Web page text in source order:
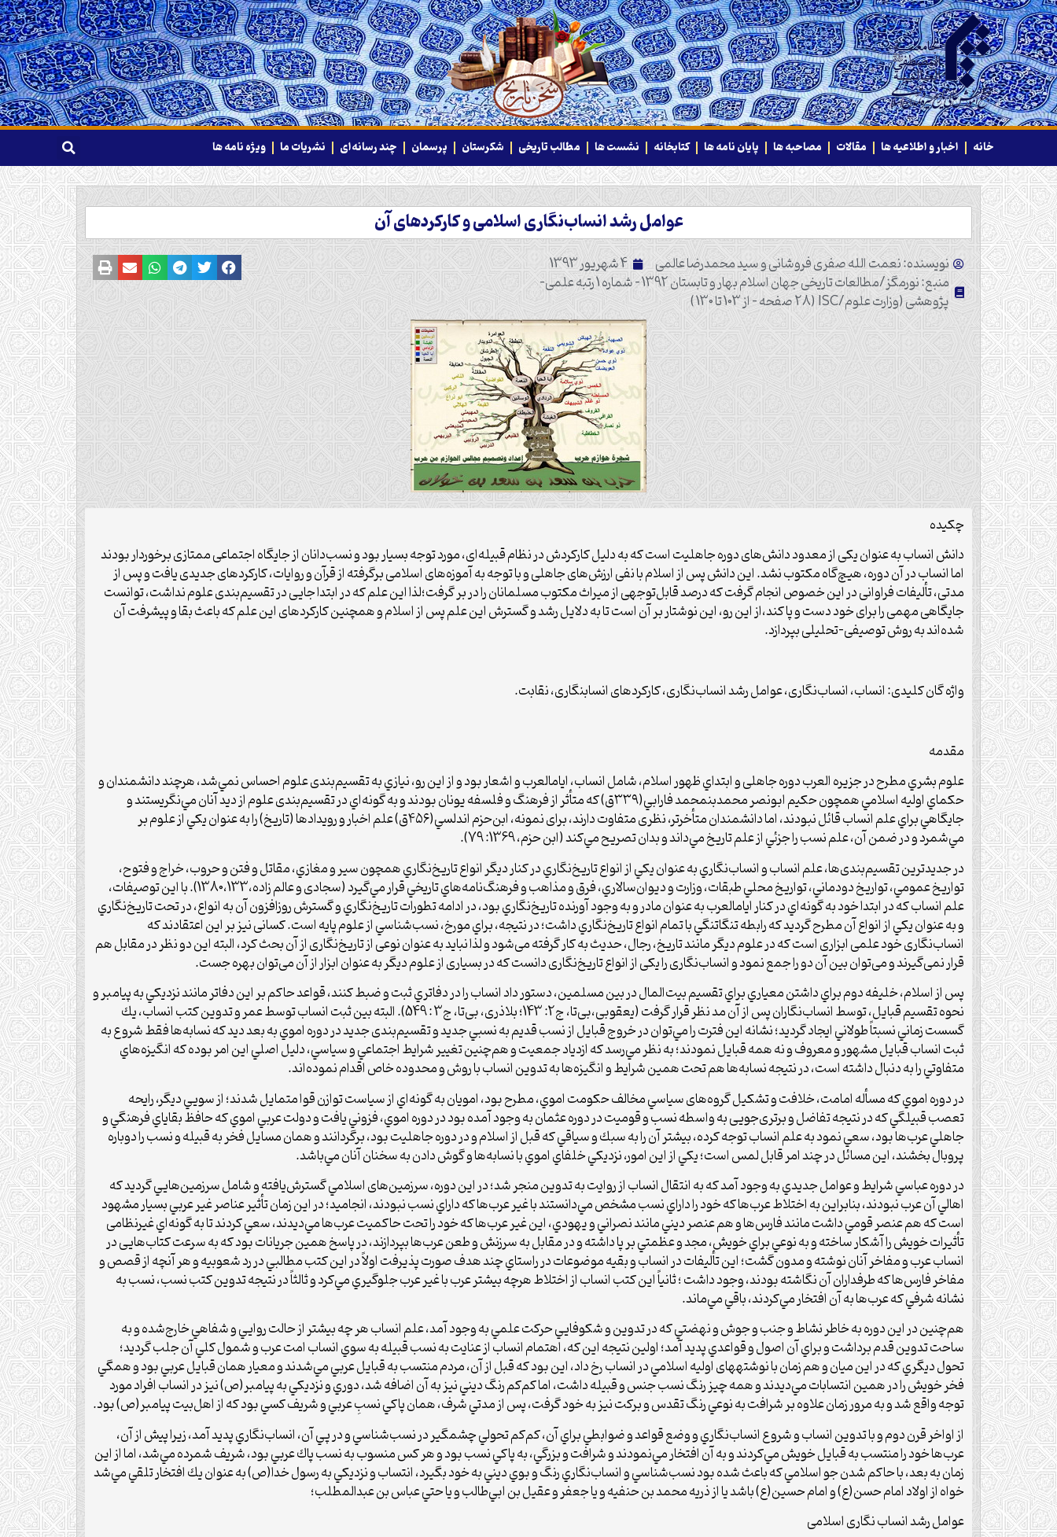
خانه اخبار و اطلاعیه ها مقالات مصاحبه ها پایان نامه ها کتابخانه نشست ها مطالب تاریخی شکرستان پرسمان چند رسانه‌ای نشریات ما ویژه نامه ها
عوامل رشد انساب‌نگاری اسلامی و کارکردهای آن
نویسنده: نعمت الله صفری فروشانی و سید محمدرضا عالمی 4 شهریور 1393
منبع: نورمگز/مطالعات تاریخی جهان اسلام بهار و تابستان 1392 - شماره 1 رتبه علمی-
پژوهشی (وزارت علوم/ISC (‎28 صفحه - از 103 تا 130 )
چکیده
دانش انساب به عنوان یکی از معدود دانش‌های دوره جاهلیت است که به دلیل کارکردش در نظام قبیله‌ای، مورد توجه بسیار بود و نسب‌دانان از جایگاه اجتماعی ممتازی برخوردار بودند
اما انساب در آن دوره، هیچ‌گاه مکتوب نشد. این دانش پس از اسلام با نفی ارزش‌های جاهلی و با توجه به آموزه‌های اسلامی برگرفته از قرآن و روایات، کارکردهای جدیدی یافت و پس از
مدتی، تألیفات فراوانی در این خصوص انجام گرفت که درصد قابل‌توجهی از میراث مکتوب مسلمانان را در بر گرفت؛لذا این علم که در ابتدا جایی در تقسیم‌بندی علوم نداشت، توانست
جایگاهی مهمی را برای خود دست و پا کند،از این رو، این نوشتار بر آن است تا به دلایل رشد و گسترش این علم پس از اسلام و هم­چنین کارکردهای این علم که باعث بقا و پیش­رفت آن
شده‌اند به روش توصیفی-تحلیلی بپردازد.
واژه­ گان کلیدی: انساب، انساب‌نگاری، عوامل رشد انساب‌نگاری، کارکردهای انساب­نگاری، نقابت.
مقدمه
علوم بشري مطرح در جزيره­ العرب دوره جاهلی و ابتداي ظهور اسلام، شامل انساب، ايام­العرب و اشعار بود و از این رو، نيازي به تقسیم‌بندی علوم احساس نمي‌شد، هرچند دانشمندان و
حكماي اوليه اسلامي هم­چون حكيم ابونصر محمدبن­محمد فارابي(۳۳۹ق) كه متأثر از فرهنگ و فلسفه يونان بودند و به گونه‌اي در تقسیم‌بندی علوم از ديد آنان مي‌نگريستند و
جايگاهي براي علم انساب قائل نبودند، اما دانشمندان متأخرتر، نظری متفاوت دارند، برای نمونه، ابن‌حزم اندلسي(۴۵۶ق) علم اخبار و رويدادها (تاريخ) را به عنوان يكي از علوم بر
مي‌شمرد و در ضمن آن، علم نسب را جزئي از علم تاريخ مي‌داند و بدان تصريح مي‌كند (ابن حزم، 1369: 79).
در جديدترين تقسیم‌بندی‌ها، علم انساب و انساب‌نگاري به عنوان يكي از انواع تاريخ‌نگاري در كنار ديگر انواع تاريخ‌نگاري هم­چون سير و مغازي، مقاتل و فتن و حروب، خراج و فتوح،
تواريخ عمومي، تواريخ دودماني، تواريخ محلي طبقات، وزارت و ديوان‌سالاري، فرق و مذاهب و فرهنگ‌نامه‌هاي تاريخي قرار مي‌گيرد (سجادی و عالم زاده،1380،133). با اين توصيفات،
علم انساب كه در ابتدا خود به گونه‌اي در كنار ايام­العرب به عنوان مادر و به وجود آورنده تاريخ‌نگاري بود، در ادامه تطورات تاريخ‌نگاري و گسترش روزافزون آن به انواع، در تحت تاريخ‌نگاري
و به عنوان يكي از انواع آن مطرح گرديد كه رابطه تنگاتنگي با تمام انواع تاريخ‌نگاري داشت؛ در نتیجه، براي مورخ، نسب‌شناسي از علوم پايه است. کسانی نیز بر این اعتقادند که
انساب‌نگاری خود علمی ابزاری است که در علوم دیگر مانند تاریخ، رجال، حدیث به کار گرفته می‌شود و لذا نباید به عنوان نوعی از تاریخ‌نگاری از آن بحث کرد، البته این دو نظر در مقابل هم
قرار نمی‌گیرند و می‌توان بین آن دو را جمع نمود و انساب‌نگاری را یکی از انواع تاریخ‌نگاری دانست که در بسیاری از علوم دیگر به عنوان ابزار از آن می‌توان بهره جست.
پس از اسلام، خليفه دوم براي داشتن معياري براي تقسيم بیت‌المال در بين مسلمين، دستور داد انساب را در دفاتري ثبت و ضبط كنند، قواعد حاكم بر اين دفاتر مانند نزديكي به پيامبر و
نحوه تقسيم قبايل، توسط انساب‌نگاران پس از آن مد نظر قرار گرفت (یعقوبی،بی‌تا، ج2: 143؛ بلاذری، بی‌تا، ج3 : 549). البته بين ثبت انساب توسط عمر و تدوين كتب انساب، يك
گسست زماني نسبتاً طولاني ايجاد گرديد؛ نشانه اين فترت را مي‌توان در خروج قبايل از نسب قديم به نسبي جديد و تقسیم‌بندی جديد در دوره اموي به بعد دید كه نسابه‌ها فقط شروع به
ثبت انساب قبايل مشهور و معروف و نه همه قبايل نمودند؛ به نظر مي‌رسد كه ازدياد جمعيت و هم‌چنين تغییر شرايط اجتماعي و سياسي، دليل اصلي اين امر بوده كه انگيزه‌هاي
متفاوتي را به دنبال داشته است، در نتيجه نسابه‌ها هم تحت همين شرايط و انگيزه‌ها به تدوين انساب با روش و محدوده خاص اقدام نموده‌اند.
در دوره اموي كه مسأله امامت، خلافت و تشكيل گروه‌های سياسي مخالف حكومت اموي، مطرح بود، امويان به گونه‌اي از سياست توازن قوا متمايل شدند؛ از سويي ديگر، رايحه
تعصب قبيلگي كه در نتيجه تفاضل و برتری‌جویی به واسطه نسب و قوميت در دوره عثمان به وجود آمده بود در دوره اموي، فزوني يافت و دولت عربي اموي كه حافظ بقاياي فرهنگي و
جاهلي عرب‌ها بود، سعي نمود به علم انساب توجه كرده، بيش­تر آن را به سبك و سياقي كه قبل از اسلام و در دوره جاهليت بود، برگردانند و همان مسايل فخر به قبيله و نسب را دوباره
پروبال بخشند، اين مسائل در چند امر قابل لمس است؛ يكي از اين امور، نزديكي خلفاي اموي با نسابه‌ها و گوش دادن به سخنان آنان مي‌باشد.
در دوره عباسي شرايط و عوامل جديدي به وجود آمد كه به انتقال انساب از روايت به تدوين منجر شد؛ در اين دوره، سرزمین‌های اسلامي گسترش‌یافته و شامل سرزمين‌هايي گرديد كه
اهالي آن عرب نبودند، بنابراين به اختلاط عرب‌ها كه خود را داراي نسب مشخص مي‌دانستند با غير عرب‌ها كه داراي نسب نبودند، انجاميد؛ در اين زمان تأثير عناصر غير عربي بسيار مشهود
است كه هم عنصر قومي داشت مانند فارس‌ها و هم عنصر ديني مانند نصراني و يهودي، اين غير عرب‌ها كه خود را تحت حاكميت عرب‌ها مي‌ديدند، سعي كردند تا به گونه‌اي غیرنظامی
تأثيرات خويش را آشکار ساخته و به نوعي براي خويش، مجد و عظمتي بر پا داشته و در مقابل به سرزنش و طعن عرب‌ها بپردازند، در پاسخ همين جريانات بود كه به سرعت کتاب‌هایی در
انساب عرب و مفاخر آنان نوشته و مدون گشت؛ اين تأليفات در انساب و بقيه موضوعات در راستاي چند هدف صورت پذيرفت اولاً در اين كتب مطالبي در رد شعوبيه و هر آن­چه از قصص و
مفاخر فارس‌ها كه طرف­داران آن نگاشته بودند، وجود داشت ؛ ثانیاً اين كتب انساب از اختلاط هرچه بيش­تر عرب با غير عرب جلوگيري مي‌كرد و ثالثاً در نتيجه تدوين كتب نسب، نسب به
نشانه شرفي كه عرب‌ها به آن افتخار مي‌كردند، باقي مي‌ماند.
هم‌چنين در اين دوره به خاطر نشاط و جنب و جوش و نهضتي كه در تدوين و شكوفايي حركت علمي به وجود آمد، علم انساب هر چه بيش­تر از حالت روايي و شفاهي خارج‌شده و به
ساحت تدوين قدم برداشت و براي آن اصول و قواعدي پديد آمد؛ اولين نتيجه این که، اهتمام انساب از عنايت به نسب قبيله به سوي انساب امت عرب و شمول كلي آن جلب گرديد؛
تحول ديگري كه در اين میان و هم زمان با نوشته­های اوليه اسلامي در انساب رخ داد، اين بود كه قبل از آن، مردم منتسب به قبايل عربي مي‌شدند و معيار همان قبايل عربي بود و همگي
فخر خويش را در همين انتسابات مي‌ديدند و همه چيز رنگ نسب جنس و قبيله داشت، اما کم‌کم رنگ ديني نيز به آن اضافه شد، دوري و نزديكي به پيامبر(ص) نيز در انساب افراد مورد
توجه واقع شد و به مرور زمان علاوه بر شرافت به نوعي رنگ تقدس و بركت نيز به خود گرفت، پس از مدتي شرف، همان پاكي نسبِ عربي و شريف كسي بود كه از اهل‌بیت پيامبر(ص) بود.
از اواخر قرن دوم و با تدوين انساب و شروع انساب‌نگاري و وضع قواعد و ضوابطي براي آن، کم‌کم تحولي چشم­گير در نسب‌شناسي و در پي آن، انساب‌نگاري پديد آمد، زيرا پيش از آن،
عرب‌ها خود را منتسب به قبايل خويش مي‌كردند و به آن افتخار مي‌نمودند و شرافت و بزرگي، به پاكي نسب بود و هر كس منسوب به نسب پاك عربي بود، شريف شمرده مي‌شد، اما از اين
زمان به بعد، با حاكم شدن جو اسلامي كه باعث شده بود نسب‌شناسي و انساب‌نگاري رنگ و بوي ديني به خود بگيرد، انتساب و نزديكي به رسول خدا(ص) به عنوان يك افتخار تلقي مي‌شد
خواه از اولاد امام حسن(ع) و امام حسين(ع) باشد يا از ذريه محمد بن حنفيه و يا جعفر و عقيل بن ابي‌طالب و يا حتي عباس بن عبدالمطلب؛
عوامل رشد انساب نگاری اسلامی